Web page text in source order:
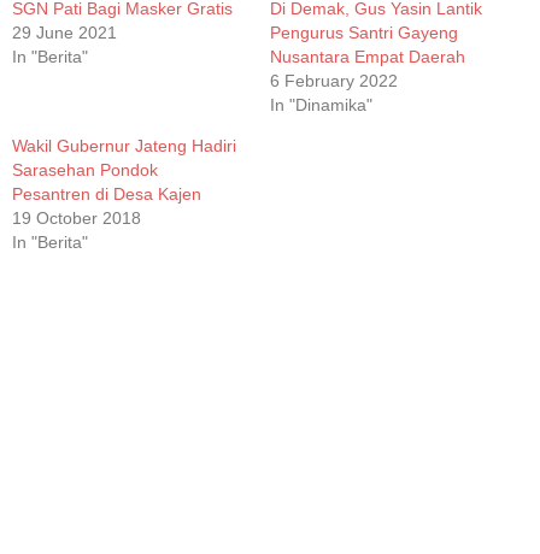
SGN Pati Bagi Masker Gratis
29 June 2021
In "Berita"
Di Demak, Gus Yasin Lantik
Pengurus Santri Gayeng
Nusantara Empat Daerah
6 February 2022
In "Dinamika"
Wakil Gubernur Jateng Hadiri
Sarasehan Pondok
Pesantren di Desa Kajen
19 October 2018
In "Berita"